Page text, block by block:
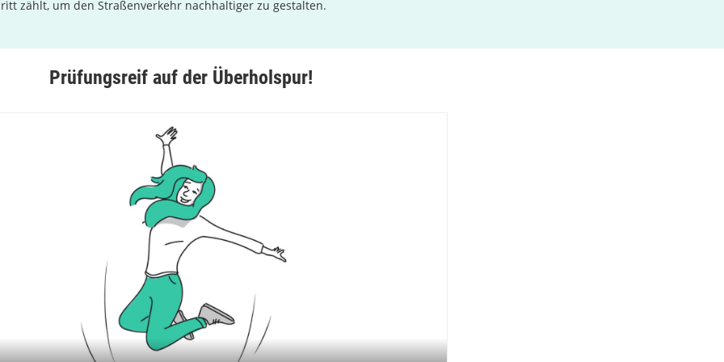
zählt, um den Straßenverkehr nachhaltiger zu gestalten.
Prüfungsreif auf der Überholspur!